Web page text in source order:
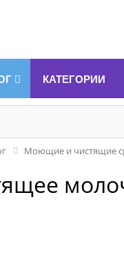
КАТЕГОРИИ
Моющие и чистящие